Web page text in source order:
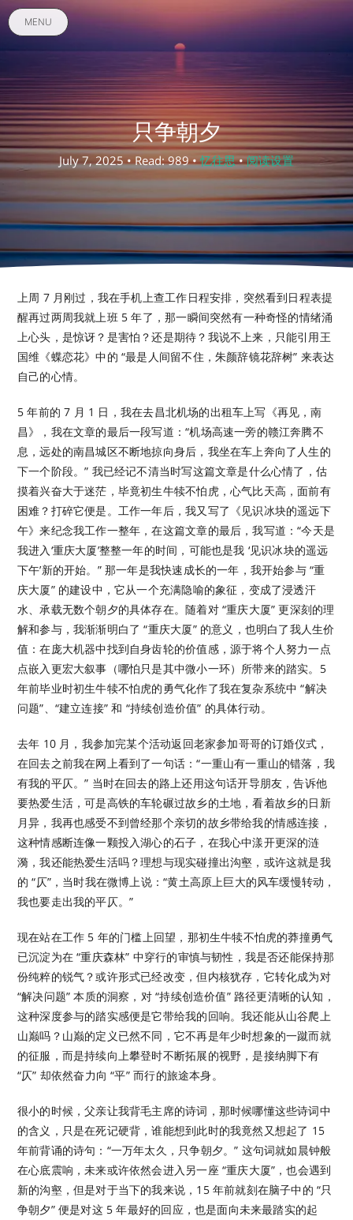
MENU
只争朝夕
July 7, 2025 • Read: 989 •忆往思•阅读设置
上周 7 月刚过，我在手机上查工作日程安排，突然看到日程表提
醒再过两周我就上班 5 年了，那一瞬间突然有一种奇怪的情绪涌
上心头，是惊讶？是害怕？还是期待？我说不上来，只能引用王
国维《蝶恋花》中的 “最是人间留不住，朱颜辞镜花辞树” 来表达
自己的心情。
5 年前的 7 月 1 日，我在去昌北机场的出租车上写《再见，南
昌》，我在文章的最后一段写道：“机场高速一旁的赣江奔腾不
息，远处的南昌城区不断地掠向身后，我坐在车上奔向了人生的
下一个阶段。” 我已经记不清当时写这篇文章是什么心情了，估
摸着兴奋大于迷茫，毕竟初生牛犊不怕虎，心气比天高，面前有
困难？打碎它便是。工作一年后，我又写了《见识冰块的遥远下
午》来纪念我工作一整年，在这篇文章的最后，我写道：“今天是
我进入‘重庆大厦’整整一年的时间，可能也是我 ‘见识冰块的遥远
下午’新的开始。” 那一年是我快速成长的一年，我开始参与 “重
庆大厦” 的建设中，它从一个充满隐喻的象征，变成了浸透汗
水、承载无数个朝夕的具体存在。随着对 “重庆大厦” 更深刻的理
解和参与，我渐渐明白了 “重庆大厦” 的意义，也明白了我人生价
值：在庞大机器中找到自身齿轮的价值感，源于将个人努力一点
点嵌入更宏大叙事（哪怕只是其中微小一环）所带来的踏实。5
年前毕业时初生牛犊不怕虎的勇气化作了我在复杂系统中 “解决
问题”、“建立连接” 和 “持续创造价值” 的具体行动。
去年 10 月，我参加完某个活动返回老家参加哥哥的订婚仪式，
在回去之前我在网上看到了一句话：“一重山有一重山的错落，我
有我的平仄。” 当时在回去的路上还用这句话开导朋友，告诉他
要热爱生活，可是高铁的车轮碾过故乡的土地，看着故乡的日新
月异，我再也感受不到曾经那个亲切的故乡带给我的情感连接，
这种情感断连像一颗投入湖心的石子，在我心中漾开更深的涟
漪，我还能热爱生活吗？理想与现实碰撞出沟壑，或许这就是我
的 “仄”，当时我在微博上说：“黄土高原上巨大的风车缓慢转动，
我也要走出我的平仄。”
现在站在工作 5 年的门槛上回望，那初生牛犊不怕虎的莽撞勇气
已沉淀为在 “重庆森林” 中穿行的审慎与韧性，我是否还能保持那
份纯粹的锐气？或许形式已经改变，但内核犹存，它转化成为对
“解决问题” 本质的洞察，对 “持续创造价值” 路径更清晰的认知，
这种深度参与的踏实感便是它带给我的回响。我还能从山谷爬上
山巅吗？山巅的定义已然不同，它不再是年少时想象的一蹴而就
的征服，而是持续向上攀登时不断拓展的视野，是接纳脚下有
“仄” 却依然奋力向 “平” 而行的旅途本身。
很小的时候，父亲让我背毛主席的诗词，那时候哪懂这些诗词中
的含义，只是在死记硬背，谁能想到此时的我竟然又想起了 15
年前背诵的诗句：“一万年太久，只争朝夕。” 这句词就如晨钟般
在心底震响，未来或许依然会进入另一座 “重庆大厦”，也会遇到
新的沟壑，但是对于当下的我来说，15 年前就刻在脑子中的 “只
争朝夕” 便是对这 5 年最好的回应，也是面向未来最踏实的起